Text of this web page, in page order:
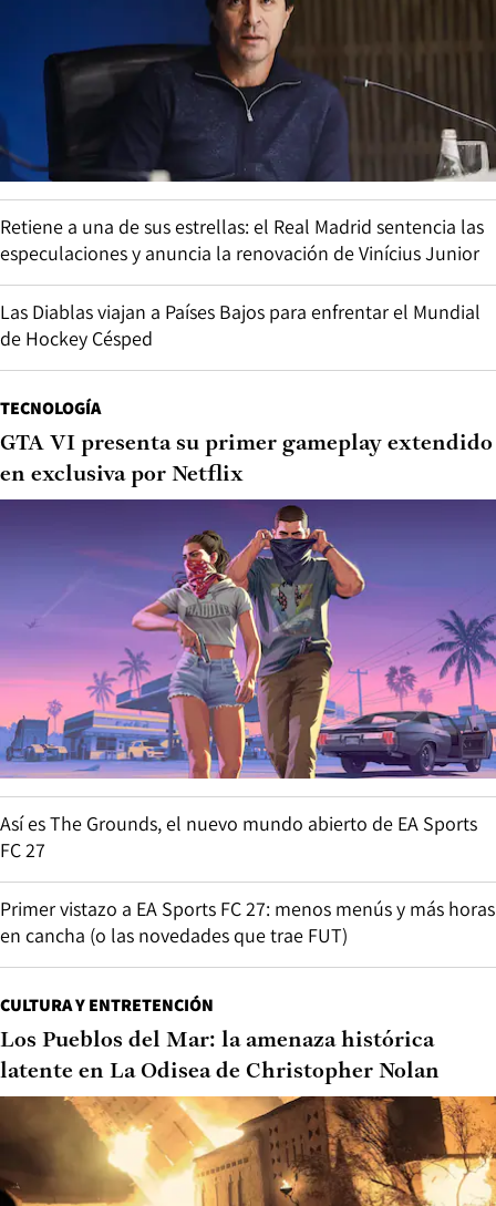
Retiene a una de sus estrellas: el Real Madrid sentencia las
especulaciones y anuncia la renovación de Vinícius Junior
Las Diablas viajan a Países Bajos para enfrentar el Mundial
de Hockey Césped
TECNOLOGÍA
GTA VI presenta su primer gameplay extendido
en exclusiva por Netflix
Así es The Grounds, el nuevo mundo abierto de EA Sports
FC 27
Primer vistazo a EA Sports FC 27: menos menús y más horas
en cancha (o las novedades que trae FUT)
CULTURA Y ENTRETENCIÓN
Los Pueblos del Mar: la amenaza histórica
latente en La Odisea de Christopher Nolan